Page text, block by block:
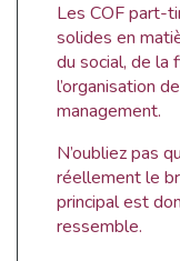
Les COF part-
solides en
du social, de la
l’organisation
management.
N’oubliez pas
réellement le
principal est
ressemble.